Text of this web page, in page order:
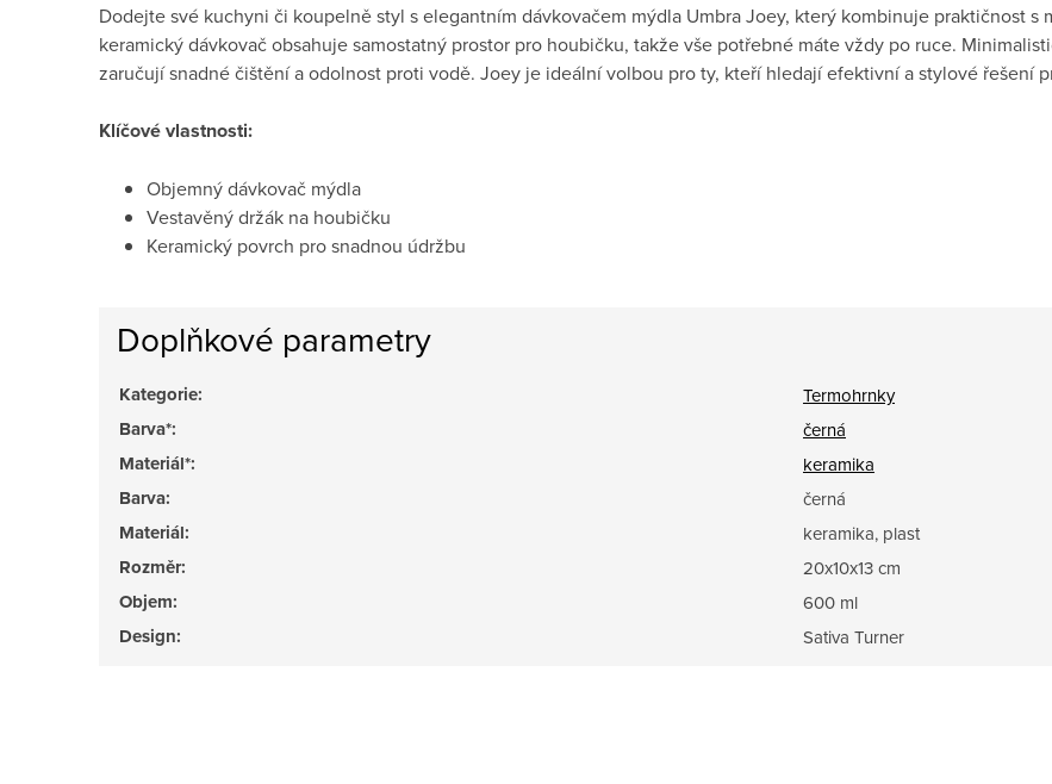
Dodejte své kuchyni či koupelně styl s elegantním dávkovačem mýdla Umbra Joey, který kombinuje praktičnost s
keramický dávkovač obsahuje samostatný prostor pro houbičku, takže vše potřebné máte vždy po ruce.
zaručují snadné čištění a odolnost proti vodě. Joey je ideální volbou pro ty, kteří hledají efektivní a stylové řešení
Klíčové vlastnosti:
Objemný dávkovač mýdla
Vestavěný držák na houbičku
Keramický povrch pro snadnou údržbu
Doplňkové parametry
Kategorie: Termohrnky
Barva*: černá
Materiál*: keramika
Barva: černá
Materiál: keramika, plast
Rozměr: 20x10x13 cm
Objem: 600 ml
Design: Sativa Turner